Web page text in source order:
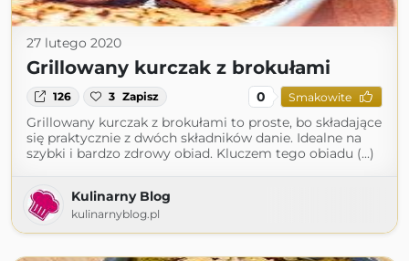
27 lutego 2020
Grillowany kurczak z brokułami
126 3 Zapisz 0 Smakowite
Grillowany kurczak z brokułami to proste, bo składające
się praktycznie z dwóch składników danie. Idealne na
szybki i bardzo zdrowy obiad. Kluczem tego obiadu (...)
Kulinarny Blog
kulinarnyblog.pl